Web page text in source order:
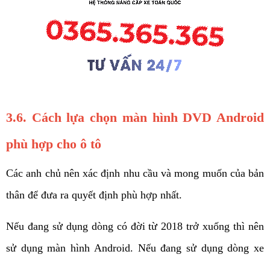
3.6. Cách lựa chọn màn hình DVD Android
phù hợp cho ô tô
Các anh chủ nên xác định nhu cầu và mong muốn của bản
thân để đưa ra quyết định phù hợp nhất.
Nếu đang sử dụng dòng có đời từ 2018 trở xuống thì nên
sử dụng màn hình Android. Nếu đang sử dụng dòng xe